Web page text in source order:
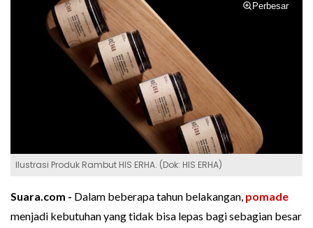
Perbesar
Ilustrasi Produk Rambut HIS ERHA. (Dok: HIS ERHA)
Suara.com - Dalam beberapa tahun belakangan, pomade
menjadi kebutuhan yang tidak bisa lepas bagi sebagian besar